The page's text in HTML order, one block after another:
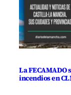
La FECAMADO
incendios en